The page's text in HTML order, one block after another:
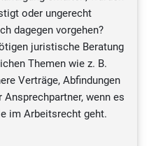
oder ungerecht
dagegen vorgehen?
juristische Beratung
Themen wie z. B.
Verträge, Abfindungen
wenn es
im Arbeitsrecht geht.